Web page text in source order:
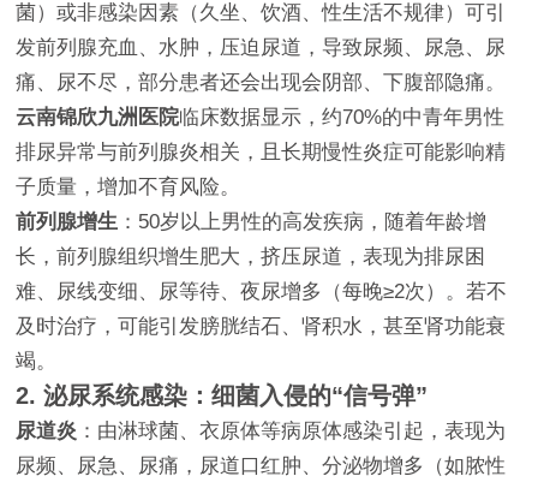
菌）或非感染因素（久坐、饮酒、性生活不规律）可引
发前列腺充血、水肿，压迫尿道，导致尿频、尿急、尿
痛、尿不尽，部分患者还会出现会阴部、下腹部隐痛。
云南锦欣九洲医院临床数据显示，约70%的中青年男性
排尿异常与前列腺炎相关，且长期慢性炎症可能影响精
子质量，增加不育风险。
前列腺增生 ：50岁以上男性的高发疾病，随着年龄增
长，前列腺组织增生肥大，挤压尿道，表现为排尿困
难、尿线变细、尿等待、夜尿增多（每晚≥2次）。若不
及时治疗，可能引发膀胱结石、肾积水，甚至肾功能衰
竭。
2. 泌尿系统感染：细菌入侵的“信号弹”
尿道炎 ：由淋球菌、衣原体等病原体感染引起，表现为
尿频、尿急、尿痛，尿道口红肿、分泌物增多（如脓性